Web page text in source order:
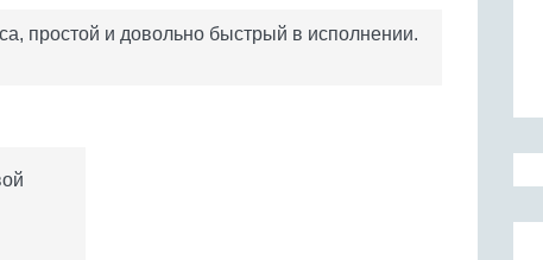
простой и довольно быстрый в исполнении.